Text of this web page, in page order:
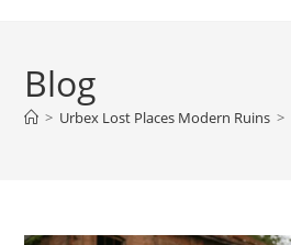
Blog
> Urbex Lost Places Modern Ruins >